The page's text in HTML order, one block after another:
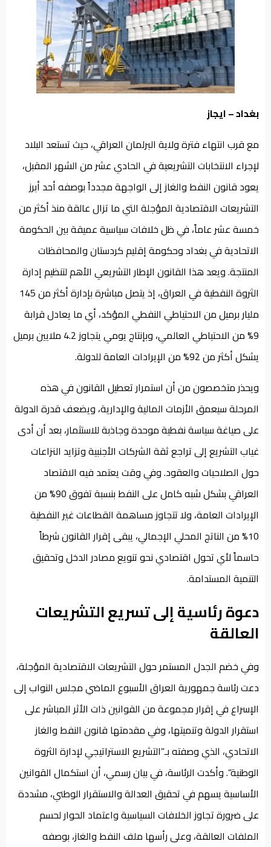
بغداد – ايجاز
مع قرب انتهاء فترة ولاية البرلمان العراقي، حيث تستعد البلاد
لإجراء الانتخابات التشريعية في الحادي عشر من الشهر المقبل،
يعود قانون النفط والغاز إلى الواجهة مجدداً بوصفه أحد أبرز
التشريعات الاقتصادية المؤجلة التي ما تزال عالقة منذ أكثر من
خمسة عشر عاماً، في ظل خلافات سياسية عميقة بين الحكومة
الاتحادية في بغداد وحكومة إقليم كردستان والمحافظات
المنتجة. ويعد هذا القانون الإطار التشريعي الأهم لتنظيم إدارة
الثروة النفطية في العراق، إذ يتصل مباشرة بإدارة أكثر من 145
مليار برميل من الاحتياطي النفطي المؤكد، أي ما يعادل قرابة
9% من الاحتياطي العالمي، وبإنتاج يومي يتجاوز 4.2 ملايين برميل
يشكل أكثر من 92% من الإيرادات العامة للدولة.
ويحذر متخصصون من أن استمرار تعطيل القانون في هذه
المرحلة سيعمق الأزمات المالية والإدارية، ويضعف قدرة الدولة
على صياغة سياسة نفطية موحدة وجاذبة للاستثمار، بعد أن أدى
غياب التشريع إلى تراجع ثقة الشركات الأجنبية وتزايد النزاعات
حول الصلاحيات والعقود. وفي وقت يعتمد فيه الاقتصاد
العراقي بشكل شبه كامل على النفط بنسبة تفوق 90% من
الإيرادات العامة، ولا تتجاوز مساهمة القطاعات غير النفطية
10% من الناتج المحلي الإجمالي، يبقى إقرار القانون شرطاً
حاسماً لأي تحول اقتصادي نحو تنويع مصادر الدخل وتحقيق
التنمية المستدامة.
دعوة رئاسية إلى تسريع التشريعات
العالقة
وفي خضم الجدل المستمر حول التشريعات الاقتصادية المؤجلة،
دعت رئاسة جمهورية العراق الأسبوع الماضي مجلس النواب إلى
الإسراع في إقرار مجموعة من القوانين ذات الأثر المباشر على
استقرار الدولة وتنميتها، وفي مقدمتها قانون النفط والغاز
الاتحادي، الذي وصفته بـ”التشريع الاستراتيجي لإدارة الثروة
الوطنية”. وأكدت الرئاسة، في بيان رسمي، أن استكمال القوانين
الأساسية يسهم في تحقيق العدالة والاستقرار الوطني، مشددة
على ضرورة تجاوز الخلافات السياسية واعتماد الحوار لحسم
الملفات العالقة، وعلى رأسها ملف النفط والغاز، بوصفه